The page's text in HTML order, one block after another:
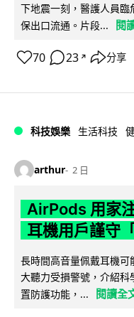
下地震一刻，醫護人員
保出口流通。片段...
閱
70 23 ↗ 分享
科技娛樂 生活科技
arthur 2 日
AirPods 用家
耳機用戶謹守
長時間高音量佩戴耳機
大聽力受損警號，介紹
置防護功能，...
閱讀全